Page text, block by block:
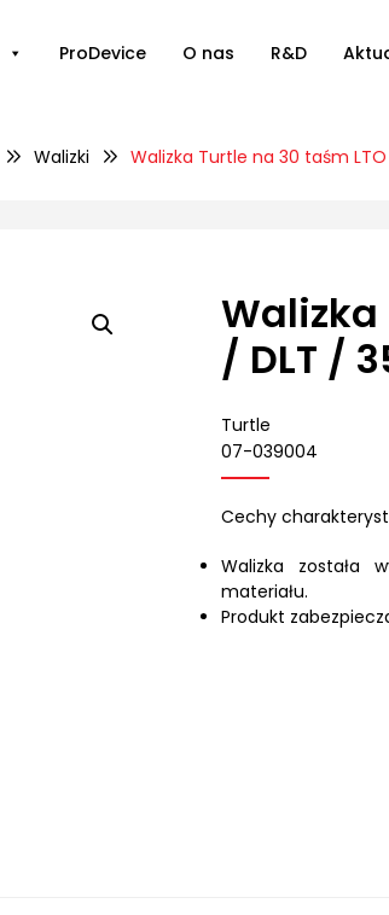
ProDevice O nas R&D
Walizki Walizka Turtle na 30 taśm
Walizka
/ DLT /
Turtle
07-039004
Cechy
Walizka została
materiału.
Produkt